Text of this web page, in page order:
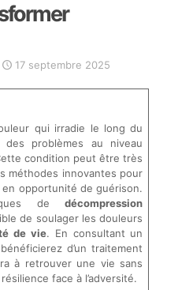
17 septembre 2025
qui irradie le long du
problèmes au niveau
condition peut être très
méthodes innovantes pour
opportunité de guérison.
dedécompression
de soulager les douleurs
de vie. En consultant un
d’un traitement
à retrouver une vie sans
face à l’adversité.